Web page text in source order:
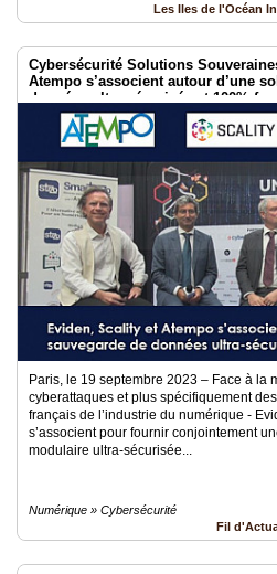
Les Iles de l'Océan
Cybersécurité Solutions
Atempo s’associent autour d’une
données ultra-sécurisée et 100%
Paris, le 19 septembre 2023 – Face à la
cyberattaques et plus spécifiquement
français de l’industrie du numérique -
s’associent pour fournir conjointement
modulaire ultra-sécurisée...
Numérique » Cybersécurité
Fil